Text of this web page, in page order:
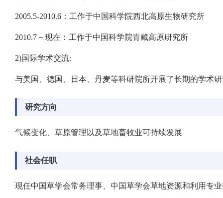
2005.5-2010.6：工作于中国科学院西北高原生物研究所
2010.7－现在：工作于中国科学院青藏高原研究所
2)国际学术交流:
与美国、德国、日本、丹麦等科研院所开展了长期的学术
研究方向
气候变化、草原管理以及草地畜牧业可持续发展
社会任职
现任中国草学会常务理事、中国草学会草地资源和利用专